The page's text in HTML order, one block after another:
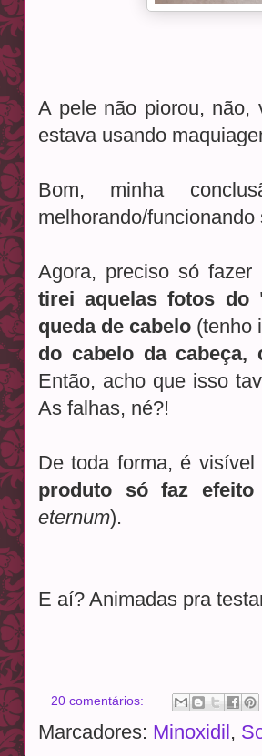
A pele não piorou, não,
estava usando
Bom, minha
melhorando/funcionando
Agora, preciso só
tirei aquelas fotos do
queda de cabelo (tenho
do cabelo da cabeça,
Então, acho que isso
As falhas, né?!
De toda forma, é
produto só faz efeito
eternum).
E aí? Animadas pra
20 comentários:
Marcadores: Minoxidil ,